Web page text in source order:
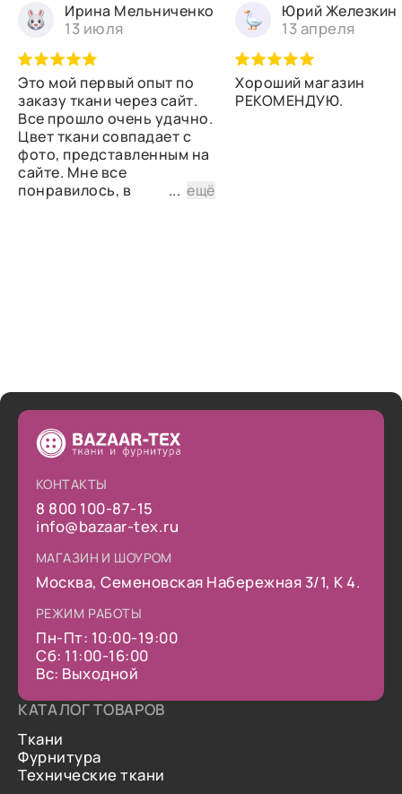
Ирина Мельниченко
13 июля
Это мой первый опыт по
заказу ткани через сайт.
Все прошло очень удачно.
Цвет ткани совпадает с
фото, представленным на
сайте. Мне все
понравилось, в
...ещё
Юрий Железкин
13 апреля
Хороший магазин
РЕКОМЕНДУЮ.
КОНТАКТЫ
8 800 100-87-15
info@bazaar-tex.ru
МАГАЗИН И ШОУРОМ
Москва, Семеновская Набережная 3/1, К 4.
РЕЖИМ РАБОТЫ
Пн-Пт: 10:00-19:00
Сб: 11:00-16:00
Вс: Выходной
КАТАЛОГ ТОВАРОВ
Ткани
Фурнитура
Технические ткани